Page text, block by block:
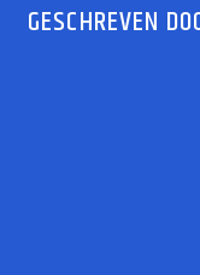
GESCHREVEN